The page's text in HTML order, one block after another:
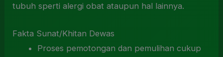
tubuh sperti alergi obat ataupun hal lainnya.
Fakta Sunat/Khitan Dewas
Proses pemotongan dan pemulihan cukup